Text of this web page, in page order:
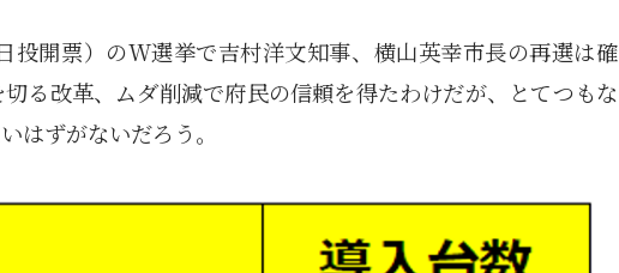
投開票）のW選挙で吉村洋文知事、横山英幸市長の再選は確
る改革、ムダ削減で府民の信頼を得たわけだが、とてつもな
はずがないだろう。